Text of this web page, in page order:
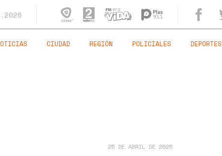
CIUDAD REGIÓN POLICIALES DEPORTES
25 DE ABRIL DE 2026